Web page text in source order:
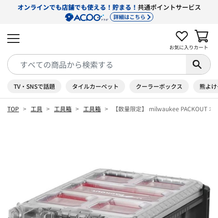
オンラインでも店舗でも使える！貯まる！ 共通ポイントサービス
詳細はこちら
お気に入り カート
TV・SNSで話題 タイルカーペット クーラーボックス 熊よ
TOP 工具 工具箱 工具箱 【数量限定】 milwaukee PACKOUT